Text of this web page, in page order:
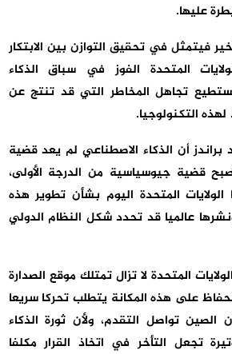
عليها.
فيتمثل في تحقيق التوازن بين الابتكار
المتحدة الفوز في سباق الذكاء
تجاهل المخاطر التي قد تنتج عن
التكنولوجيا.
أن الذكاء الاصطناعي لم يعد قضية
قضية جيوسياسية من الدرجة الأولى،
الولايات المتحدة اليوم بشأن تطوير هذه
عالميا قد تحدد شكل النظام الدولي
المتحدة لا تزال تمتلك موقع الصدارة
على هذه المكانة يتطلب تحركا سريعا
الصين تواصل التقدم، ولأن ثورة الذكاء
تجعل التأخر في اتخاذ القرار مكلفا